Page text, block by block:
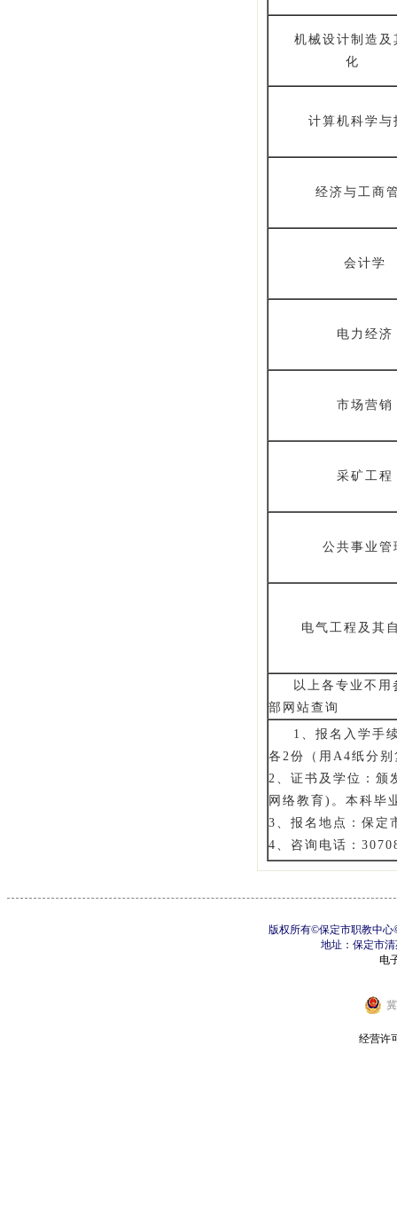
机械设计制造及
化
计算机科学与
经济与工商
会计学
电力经济
市场营销
采矿工程
公共事业管
电气工程及其
以上各专业不
部网站查询
1、报名入学手
各2份（用A4纸分
2、证书及学位：颁
网络教育)。本科毕
3、报名地点：保定
4、咨询电话：
版权所有©保定市职教中心
地址：保定市清
电
经营许